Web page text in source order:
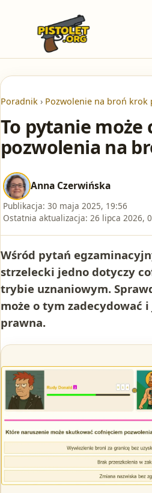
Poradnik › Pozwolenie na broń krok
To pytanie może
pozwolenia na
Anna Czerwińska
Publikacja: 30 maja 2025, 19:56
Ostatnia aktualizacja: 26 lipca 2026,
Wśród pytań
strzelecki jedno dotyczy
trybie uznaniowym.
może o tym zadecydować
prawna.